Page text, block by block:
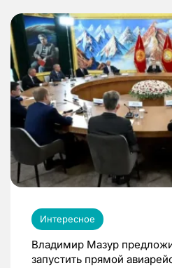
Интересное
Владимир Мазур
запустить прямой